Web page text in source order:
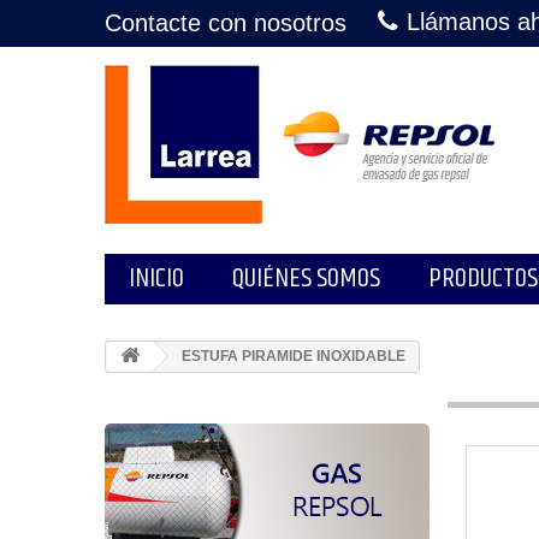
Contacte con nosotros Llámanos
INICIO QUIÉNES SOMOS PRODUCTOS
ESTUFA PIRAMIDE INOXIDABLE